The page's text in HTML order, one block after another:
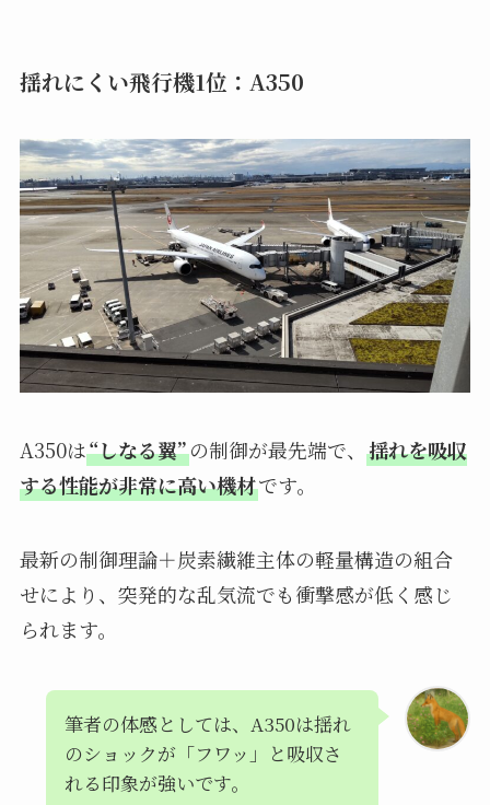
揺れにくい飛行機1位：A350
A350は“しなる翼”の制御が最先端で、 揺れを吸収
する性能が非常に高い機材です。
最新の制御理論＋炭素繊維主体の軽量構造の組合
せにより、突発的な乱気流でも衝撃感が低く感じ
られます。
筆者の体感としては、A350は揺れ
のショックが「フワッ」と吸収さ
れる印象が強いです。